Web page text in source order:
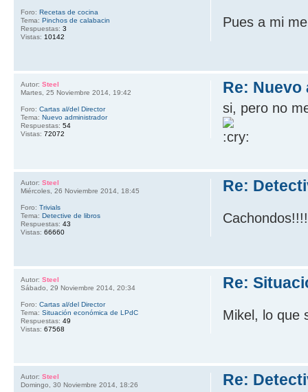
Pues a mi
Foro: Recetas de cocina
Tema: Pinchos de calabacin
Respuestas: 3
Vistas: 10142
Re:
si, pero no
Autor: Steel
Martes, 25 Noviembre 2014, 19:42
Foro: Cartas al/del Director
Tema: Nuevo administrador
Respuestas: 54
Vistas: 72072
Re:
Autor: Steel
Miércoles, 26 Noviembre 2014, 18:45
Foro: Trivials
Tema: Detective de libros
Respuestas: 43
Vistas: 66660
Re:
Mikel, lo que
Autor: Steel
Sábado, 29 Noviembre 2014, 20:34
Foro: Cartas al/del Director
Tema: Situación económica de LPdC
Respuestas: 49
Vistas: 67568
Re:
Autor: Steel
Domingo, 30 Noviembre 2014, 18:26